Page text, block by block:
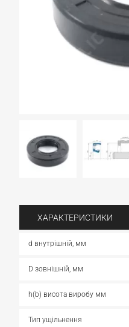
ХАРАКТЕРИСТИКИ
d внутрішній, мм
D зовнішній, мм
h(b) висота виробу мм
Тип ущільнення